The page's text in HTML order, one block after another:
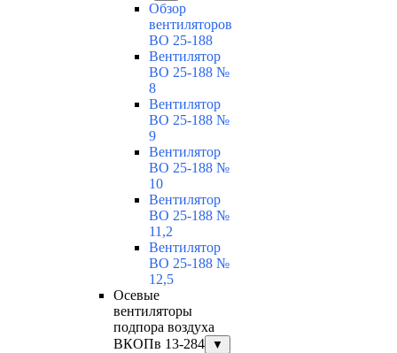
Обзор
вентиляторов
ВО 25-188
Вентилятор
ВО 25-188 №
8
Вентилятор
ВО 25-188 №
9
Вентилятор
ВО 25-188 №
10
Вентилятор
ВО 25-188 №
11,2
Вентилятор
ВО 25-188 №
12,5
Осевые
вентиляторы
подпора воздуха
ВКОПв 13-284
▼